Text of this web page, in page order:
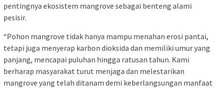
pentingnya ekosistem mangrove sebagai benteng alami
pesisir.
“Pohon mangrove tidak hanya mampu menahan erosi pantai,
tetapi juga menyerap karbon dioksida dan memiliki umur yang
panjang, mencapai puluhan hingga ratusan tahun. Kami
berharap masyarakat turut menjaga dan melestarikan
mangrove yang telah ditanam demi keberlangsungan manfaat